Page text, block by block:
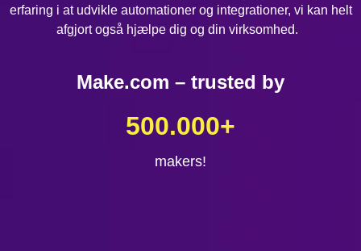
erfaring i at udvikle automationer og integrationer, vi kan helt
afgjort også hjælpe dig og din virksomhed.
Make.com – trusted by
makers!
500.000+